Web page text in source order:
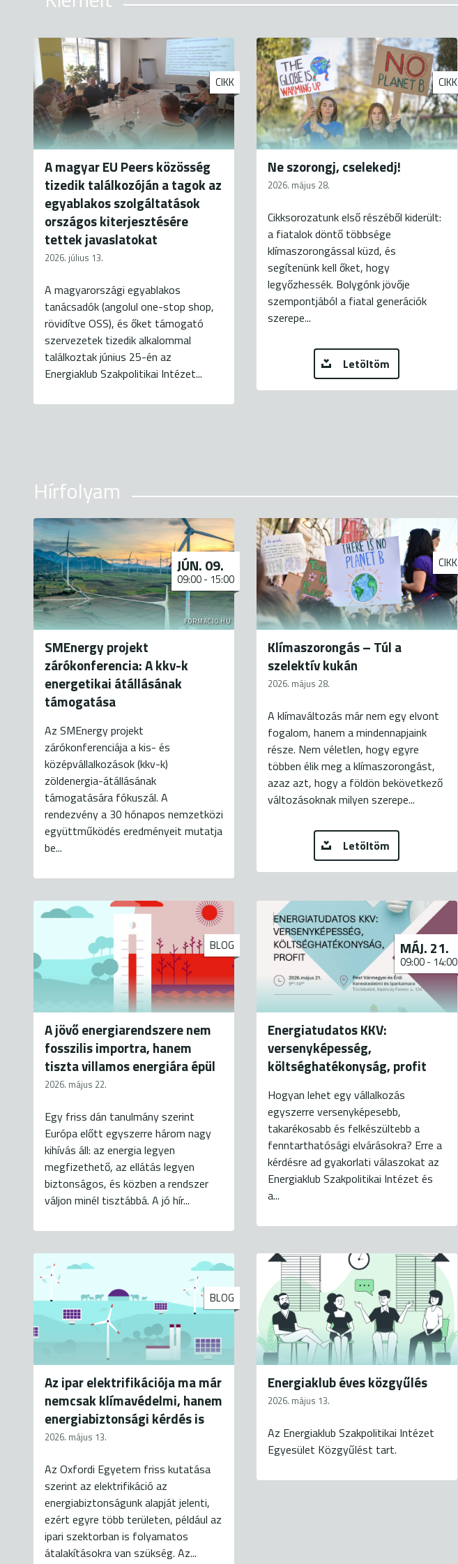
CIKK
A magyar EU Peers közösség
tizedik találkozóján a tagok az
egyablakos szolgáltatások
országos kiterjesztésére
tettek javaslatokat
2026. július 13.
A magyarországi egyablakos
tanácsadók (angolul one-stop shop,
rövidítve OSS), és őket támogató
szervezetek tizedik alkalommal
találkoztak június 25-én az
Energiaklub Szakpolitikai Intézet...
CIKK
Ne szorongj, cselekedj!
2026. május 28.
Cikksorozatunk első részéből kiderült:
a fiatalok döntő többsége
klímaszorongással küzd, és
segítenünk kell őket, hogy
legyőzhessék. Bolygónk jövője
szempontjából a fiatal generációk
szerepe...
Letöltöm
Hírfolyam
FORMACIO.HU
SMEnergy projekt
zárókonferencia: A kkv-k
energetikai átállásának
támogatása
JÚN. 09.
09:00- 15:00
Az SMEnergy projekt
zárókonferenciája a kis- és
középvállalkozások (kkv-k)
zöldenergia-átállásának
támogatására fókuszál. A
rendezvény a 30 hónapos nemzetközi
együttműködés eredményeit mutatja
be...
CIKK
Klímaszorongás – Túl a
szelektív kukán
2026. május 28.
A klímaváltozás már nem egy elvont
fogalom, hanem a mindennapjaink
része. Nem véletlen, hogy egyre
többen élik meg a klímaszorongást,
azaz azt, hogy a földön bekövetkező
változásoknak milyen szerepe...
Letöltöm
BLOG
A jövő energiarendszere nem
fosszilis importra, hanem
tiszta villamos energiára épül
2026. május 22.
Egy friss dán tanulmány szerint
Európa előtt egyszerre három nagy
kihívás áll: az energia legyen
megfizethető, az ellátás legyen
biztonságos, és közben a rendszer
váljon minél tisztábbá. A jó hír...
Energiatudatos KKV:
versenyképesség,
költséghatékonyság, profit
MÁJ. 21.
09:00- 14:00
Hogyan lehet egy vállalkozás
egyszerre versenyképesebb,
takarékosabb és felkészültebb a
fenntarthatósági elvárásokra? Erre a
kérdésre ad gyakorlati válaszokat az
Energiaklub Szakpolitikai Intézet és
a...
BLOG
Az ipar elektrifikációja ma már
nemcsak klímavédelmi, hanem
energiabiztonsági kérdés is
2026. május 13.
Az Oxfordi Egyetem friss kutatása
szerint az elektrifikáció az
energiabiztonságunk alapját jelenti,
ezért egyre több területen, például az
ipari szektorban is folyamatos
átalakításokra van szükség. Az...
Energiaklub éves közgyűlés
2026. május 13.
Az Energiaklub Szakpolitikai Intézet
Egyesület Közgyűlést tart.